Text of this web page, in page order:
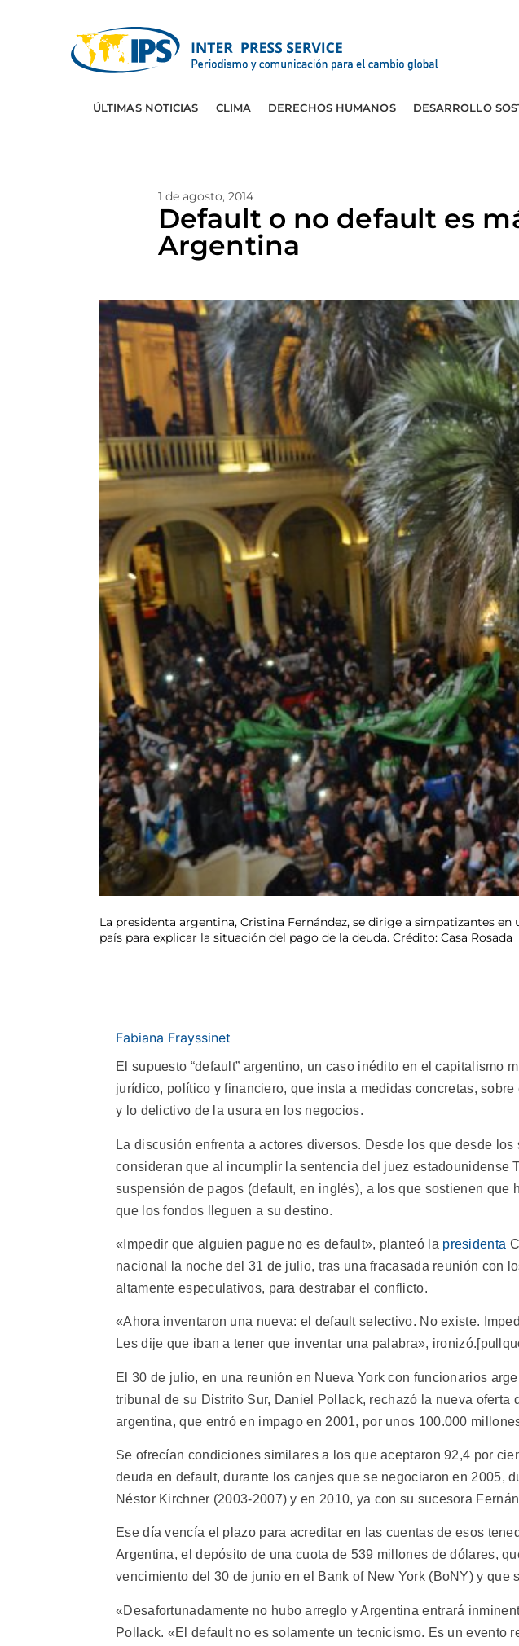
ÚLTIMAS NOTICIAS CLIMA DERECHOS HUMANOS DESARROLLO
1 de agosto, 2014
Default o no default es
Argentina
La presidenta argentina, Cristina Fernández, se dirige a simpatizantes
país para explicar la situación del pago de la deuda. Crédito: Casa Rosada
Fabiana Frayssinet
El supuesto “default” argentino, un caso inédito en el capitalismo
jurídico, político y financiero, que insta a medidas concretas,
y lo delictivo de la usura en los negocios.
La discusión enfrenta a actores diversos. Desde los que desde
consideran que al incumplir la sentencia del juez estadounidense
suspensión de pagos (default, en inglés), a los que sostienen que
que los fondos lleguen a su destino.
«Impedir que alguien pague no es default», planteó la presidenta
nacional la noche del 31 de julio, tras una fracasada reunión con
altamente especulativos, para destrabar el conflicto.
«Ahora inventaron una nueva: el default selectivo. No existe.
Les dije que iban a tener que inventar una palabra»,
El 30 de julio, en una reunión en Nueva York con funcionarios
tribunal de su Distrito Sur, Daniel Pollack, rechazó la nueva oferta
argentina, que entró en impago en 2001, por unos 100.000
Se ofrecían condiciones similares a los que aceptaron 92,4 por
deuda en default, durante los canjes que se negociaron en 2005,
Néstor Kirchner (2003-2007) y en 2010, ya con su sucesora
Ese día vencía el plazo para acreditar en las cuentas de esos
Argentina, el depósito de una cuota de 539 millones de dólares,
vencimiento del 30 de junio en el Bank of New York (BoNY) y que
«Desafortunadamente no hubo arreglo y Argentina entrará
Pollack. «El default no es solamente un tecnicismo. Es un evento